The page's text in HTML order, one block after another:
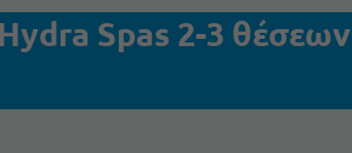
Hydra Spas 2-3 θέσεων